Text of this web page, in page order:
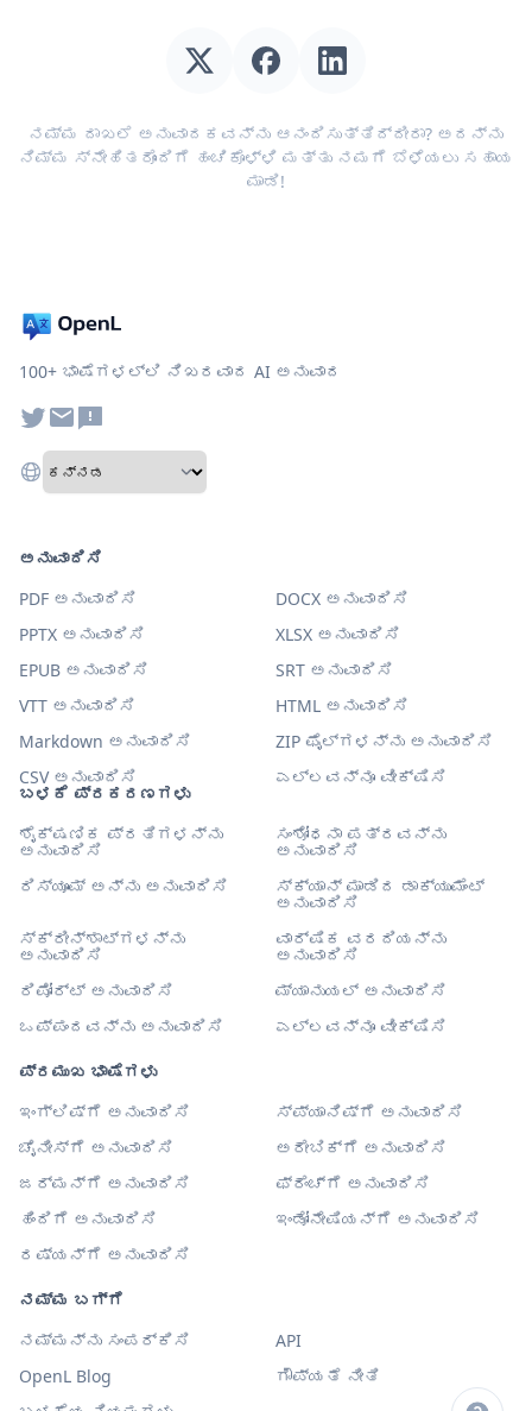
ನಮ್ಮ ದಾಖಲೆ ಅನುವಾದಕವನ್ನು ಆನಂದಿಸುತ್ತಿದ್ದೀರಾ? ಅದನ್ನು
ನಿಮ್ಮ ಸ್ನೇಹಿತರೊಂದಿಗೆ ಹಂಚಿಕೊಳ್ಳಿ ಮತ್ತು ನಮಗೆ ಬೆಳೆಯಲು ಸಹಾಯ
ಮಾಡಿ!
100+ ಭಾಷೆಗಳಲ್ಲಿ ನಿಖರವಾದ AI ಅನುವಾದ
ಬಳಕೆ ಪ್ರಕರಣಗಳು
ಶೈಕ್ಷಣಿಕ ಪ್ರತಿಗಳನ್ನು
ಅನುವಾದಿಸಿ
ಸಂಶೋಧನಾ ಪತ್ರವನ್ನು
ಅನುವಾದಿಸಿ
ರಿಸ್ಯೂಮ್ ಅನ್ನು ಅನುವಾದಿಸಿ
ಸ್ಕ್ಯಾನ್ ಮಾಡಿದ ಡಾಕ್ಯುಮೆಂಟ್
ಅನುವಾದಿಸಿ
ಸ್ಕ್ರೀನ್‌ಶಾಟ್‌ಗಳನ್ನು
ಅನುವಾದಿಸಿ
ವಾರ್ಷಿಕ ವರದಿಯನ್ನು
ಅನುವಾದಿಸಿ
ರಿಪೋರ್ಟ್ ಅನುವಾದಿಸಿ
ಮ್ಯಾನುಯಲ್ ಅನುವಾದಿಸಿ
ಒಪ್ಪಂದವನ್ನು ಅನುವಾದಿಸಿ
ಎಲ್ಲವನ್ನೂ ವೀಕ್ಷಿಸಿ
ಪ್ರಮುಖ ಭಾಷೆಗಳು
ಇಂಗ್ಲಿಷ್‌ಗೆ ಅನುವಾದಿಸಿ
ಸ್ಪ್ಯಾನಿಷ್‌ಗೆ ಅನುವಾದಿಸಿ
ಚೈನೀಸ್‌ಗೆ ಅನುವಾದಿಸಿ
ಅರೇಬಿಕ್‌ಗೆ ಅನುವಾದಿಸಿ
ಜರ್ಮನ್‌ಗೆ ಅನುವಾದಿಸಿ
ಫ್ರೆಂಚ್‌ಗೆ ಅನುವಾದಿಸಿ
ಹಿಂದಿಗೆ ಅನುವಾದಿಸಿ
ಇಂಡೋನೇಷಿಯನ್‌ಗೆ ಅನುವಾದಿಸಿ
ರಷ್ಯನ್‌ಗೆ ಅನುವಾದಿಸಿ
ಅನುವಾದಿಸಿ
PDF ಅನುವಾದಿಸಿ
DOCX ಅನುವಾದಿಸಿ
PPTX ಅನುವಾದಿಸಿ
XLSX ಅನುವಾದಿಸಿ
EPUB ಅನುವಾದಿಸಿ
SRT ಅನುವಾದಿಸಿ
VTT ಅನುವಾದಿಸಿ
HTML ಅನುವಾದಿಸಿ
Markdown ಅನುವಾದಿಸಿ
ZIP ಫೈಲ್‌ಗಳನ್ನು ಅನುವಾದಿಸಿ
CSV ಅನುವಾದಿಸಿ
ಎಲ್ಲವನ್ನೂ ವೀಕ್ಷಿಸಿ
ನಮ್ಮ ಬಗ್ಗೆ
ನಮ್ಮನ್ನು ಸಂಪರ್ಕಿಸಿ
API
OpenL Blog
ಗೌಪ್ಯತೆ ನೀತಿ